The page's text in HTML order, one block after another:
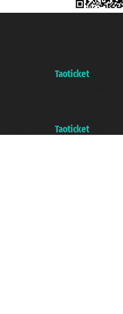
Taoticket
Taoticket